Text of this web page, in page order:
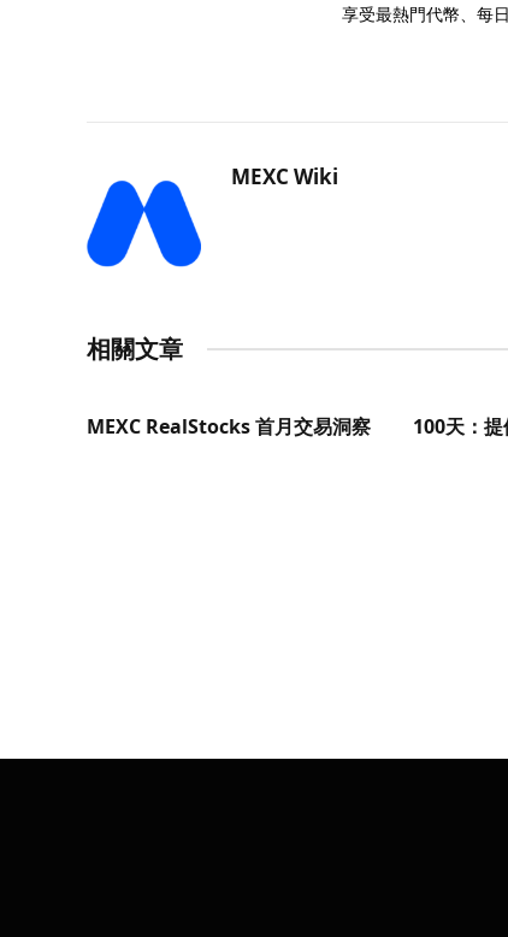
享受最熱門代幣、每
MEXC Wiki
相關文章
MEXC RealStocks 首月交易洞察 100天：